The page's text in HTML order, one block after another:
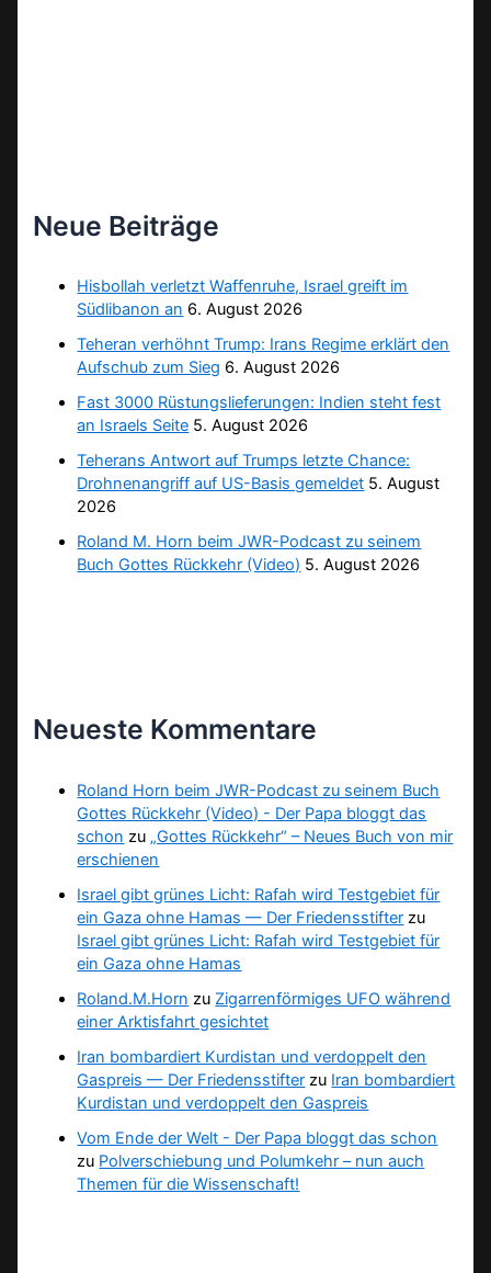
Neue Beiträge
Hisbollah verletzt Waffenruhe, Israel greift im
Südlibanon an 6. August 2026
Teheran verhöhnt Trump: Irans Regime erklärt den
Aufschub zum Sieg 6. August 2026
Fast 3000 Rüstungslieferungen: Indien steht fest
an Israels Seite 5. August 2026
Teherans Antwort auf Trumps letzte Chance:
Drohnenangriff auf US-Basis gemeldet 5. August
2026
Roland M. Horn beim JWR-Podcast zu seinem
Buch Gottes Rückkehr (Video) 5. August 2026
Neueste Kommentare
Roland Horn beim JWR-Podcast zu seinem Buch
Gottes Rückkehr (Video) - Der Papa bloggt das
schon zu „Gottes Rückkehr“ – Neues Buch von mir
erschienen
Israel gibt grünes Licht: Rafah wird Testgebiet für
ein Gaza ohne Hamas — Der Friedensstifter zu
Israel gibt grünes Licht: Rafah wird Testgebiet für
ein Gaza ohne Hamas
Roland.M.Horn zu Zigarrenförmiges UFO während
einer Arktisfahrt gesichtet
Iran bombardiert Kurdistan und verdoppelt den
Gaspreis — Der Friedensstifter zu Iran bombardiert
Kurdistan und verdoppelt den Gaspreis
Vom Ende der Welt - Der Papa bloggt das schon
zu Polverschiebung und Polumkehr – nun auch
Themen für die Wissenschaft!